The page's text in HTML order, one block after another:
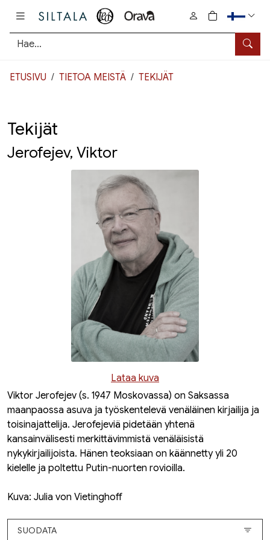
Hae
0
tuotetta
ETUSIVU TIETOA MEISTÄ TEKIJÄT
Tekijät
Jerofejev, Viktor
Lataa kuva
Viktor Jerofejev (s. 1947 Moskovassa) on Saksassa
maanpaossa asuva ja työskentelevä venäläinen kirjailija ja
toisinajattelija. Jerofejeviä pidetään yhtenä
kansainvälisesti merkittävimmistä venäläisistä
nykykirjailijoista. Hänen teoksiaan on käännetty yli 20
kielelle ja poltettu Putin-nuorten rovioilla.
Kuva: Julia von Vietinghoff
SUODATA